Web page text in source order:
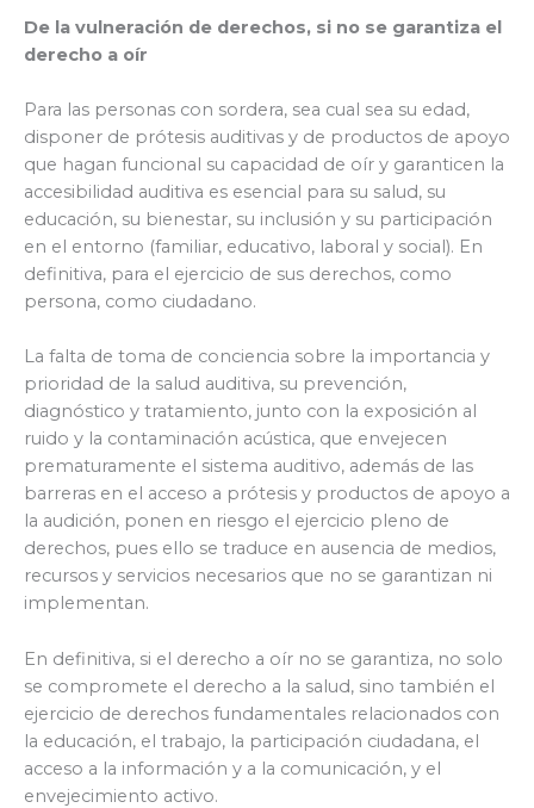
De la vulneración de derechos, si no se garantiza el
derecho a oír
Para las personas con sordera, sea cual sea su edad,
disponer de prótesis auditivas y de productos de apoyo
que hagan funcional su capacidad de oír y garanticen la
accesibilidad auditiva es esencial para su salud, su
educación, su bienestar, su inclusión y su participación
en el entorno (familiar, educativo, laboral y social). En
definitiva, para el ejercicio de sus derechos, como
persona, como ciudadano.
La falta de toma de conciencia sobre la importancia y
prioridad de la salud auditiva, su prevención,
diagnóstico y tratamiento, junto con la exposición al
ruido y la contaminación acústica, que envejecen
prematuramente el sistema auditivo, además de las
barreras en el acceso a prótesis y productos de apoyo a
la audición, ponen en riesgo el ejercicio pleno de
derechos, pues ello se traduce en ausencia de medios,
recursos y servicios necesarios que no se garantizan ni
implementan.
En definitiva, si el derecho a oír no se garantiza, no solo
se compromete el derecho a la salud, sino también el
ejercicio de derechos fundamentales relacionados con
la educación, el trabajo, la participación ciudadana, el
acceso a la información y a la comunicación, y el
envejecimiento activo.